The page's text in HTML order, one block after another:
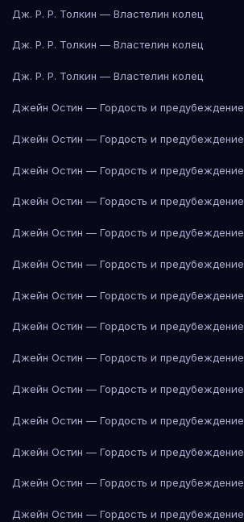
Дж. Р. Р. Толкин — Властелин колец
Дж. Р. Р. Толкин — Властелин колец
Дж. Р. Р. Толкин — Властелин колец
Джейн Остин — Гордость и предубеждение
Джейн Остин — Гордость и предубеждение
Джейн Остин — Гордость и предубеждение
Джейн Остин — Гордость и предубеждение
Джейн Остин — Гордость и предубеждение
Джейн Остин — Гордость и предубеждение
Джейн Остин — Гордость и предубеждение
Джейн Остин — Гордость и предубеждение
Джейн Остин — Гордость и предубеждение
Джейн Остин — Гордость и предубеждение
Джейн Остин — Гордость и предубеждение
Джейн Остин — Гордость и предубеждение
Джейн Остин — Гордость и предубеждение
Джейн Остин — Гордость и предубеждение